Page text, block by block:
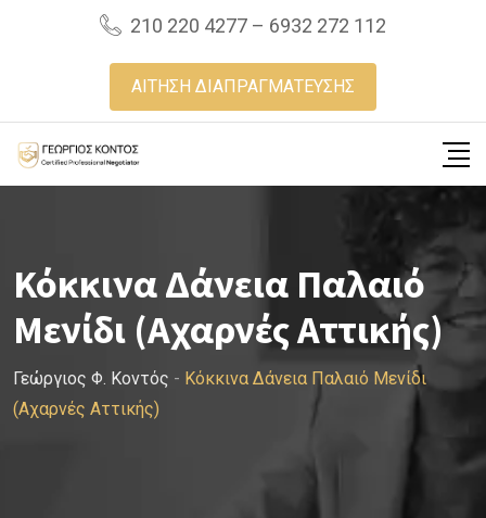
210 220 4277 – 6932 272 112
ΑΙΤΗΣΗ ΔΙΑΠΡΑΓΜΑΤΕΥΣΗΣ
Κόκκινα Δάνεια Παλαιό
Μενίδι (Αχαρνές Αττικής)
Γεώργιος Φ. Κοντός - Κόκκινα Δάνεια Παλαιό Μενίδι
(Αχαρνές Αττικής)